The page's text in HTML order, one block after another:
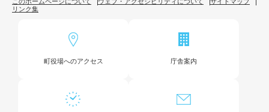
リンク集
町役場へのアクセス 庁舎案内